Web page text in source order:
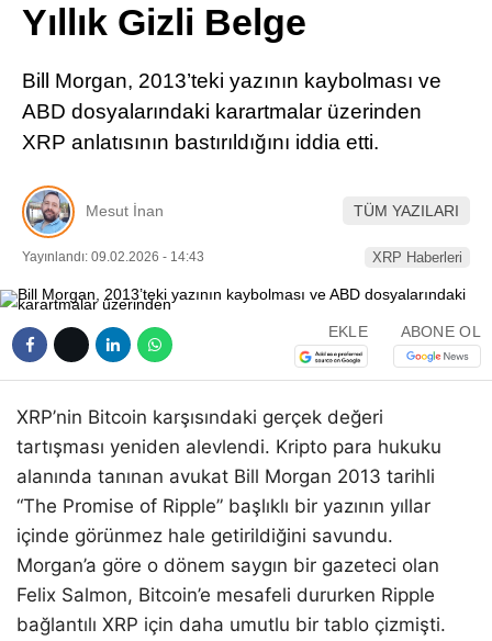
LinkedIn
Yıllık Gizli Belge
Bill Morgan, 2013’teki yazının kaybolması ve
ABD dosyalarındaki karartmalar üzerinden
XRP anlatısının bastırıldığını iddia etti.
Mesut İnan TÜM YAZILARI
Yayınlandı: 09.02.2026 - 14:43 XRP Haberleri
EKLE ABONE OL
XRP’nin Bitcoin karşısındaki gerçek değeri
tartışması yeniden alevlendi. Kripto para hukuku
alanında tanınan avukat Bill Morgan 2013 tarihli
“The Promise of Ripple” başlıklı bir yazının yıllar
içinde görünmez hale getirildiğini savundu.
Morgan’a göre o dönem saygın bir gazeteci olan
Felix Salmon, Bitcoin’e mesafeli dururken Ripple
bağlantılı XRP için daha umutlu bir tablo çizmişti.